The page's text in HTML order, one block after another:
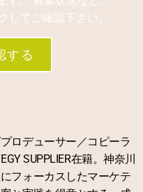
してご確認下さい。
する
ロデューサー／コピーラ
SUPPLIER在籍。神奈川
フォーカスしたマーケテ